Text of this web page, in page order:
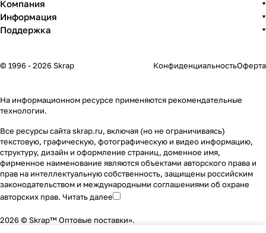
Компания
Информация
Поддержка
© 1996 - 2026 Skrap КонфиденциальностьОферта
На информационном ресурсе применяются рекомендательные
технологии.
Все ресурсы сайта skrap.ru, включая (но не ограничиваясь)
текстовую, графическую, фотографическую и видео информацию,
структуру, дизайн и оформление страниц, доменное имя,
фирменное наименование являются объектами авторского права и
прав на интеллектуальную собственность, защищены российским
законодательством и международными соглашениями об охране
авторских прав. Читать далее
2026 © Skrap™ Оптовые поставки».